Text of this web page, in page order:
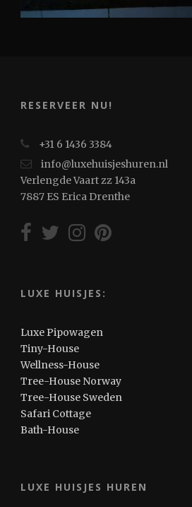
RESERVEER NU!
+31 6 1436 3384
info@luxehuisjeshuren.nl
Verlengde Vaart zz 143a
7887 ES Erica Drenthe
LUXE HUISJES:
Luxe Pipowagen
Tiny-House
Wellness-House
Tree-House Norway
Tree-House Sweden
Safari Cottage
Bath-House
LUXE HUISJES HUREN